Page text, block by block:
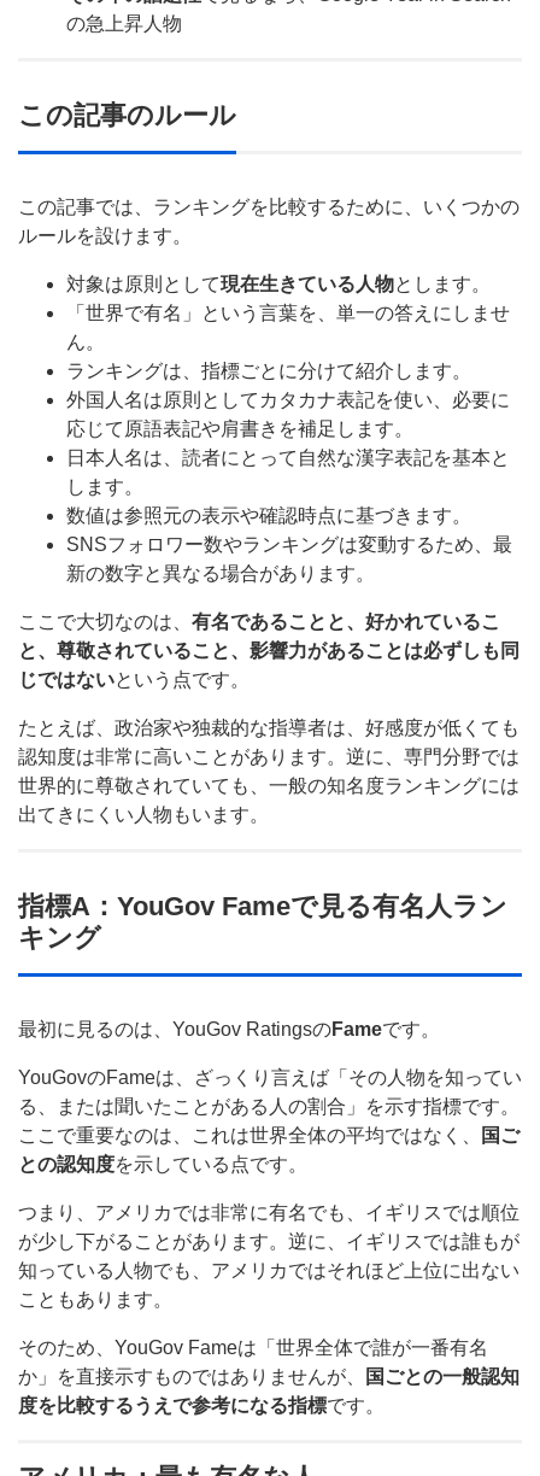
の急上昇人物
この記事のルール
この記事では、ランキングを比較するために、いくつかの
ルールを設けます。
対象は原則として現在生きている人物とします。
「世界で有名」という言葉を、単一の答えにしませ
ん。
ランキングは、指標ごとに分けて紹介します。
外国人名は原則としてカタカナ表記を使い、必要に
応じて原語表記や肩書きを補足します。
日本人名は、読者にとって自然な漢字表記を基本と
します。
数値は参照元の表示や確認時点に基づきます。
SNSフォロワー数やランキングは変動するため、最
新の数字と異なる場合があります。
ここで大切なのは、 有名であることと、好かれているこ
と、尊敬されていること、影響力があることは必ずしも同
じではないという点です。
たとえば、政治家や独裁的な指導者は、好感度が低くても
認知度は非常に高いことがあります。逆に、専門分野では
世界的に尊敬されていても、一般の知名度ランキングには
出てきにくい人物もいます。
指標A：YouGov Fameで見る有名人ラン
キング
最初に見るのは、YouGov RatingsのFameです。
YouGovのFameは、ざっくり言えば「その人物を知ってい
る、または聞いたことがある人の割合」を示す指標です。
ここで重要なのは、これは世界全体の平均ではなく、
国ご
との認知度を示している点です。
つまり、アメリカでは非常に有名でも、イギリスでは順位
が少し下がることがあります。逆に、イギリスでは誰もが
知っている人物でも、アメリカではそれほど上位に出ない
こともあります。
そのため、YouGov Fameは「世界全体で誰が一番有名
か」を直接示すものではありませんが、
国ごとの一般認知
度を比較するうえで参考になる指標です。